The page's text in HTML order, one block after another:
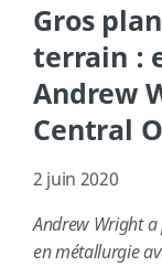
Gros
terrain :
Andrew
Central
2 juin 2020
Andrew Wright a
en métallurgie